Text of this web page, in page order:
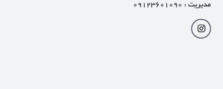
مدیریت : ۰۹۱۲۳۶۰۱۰۹۰